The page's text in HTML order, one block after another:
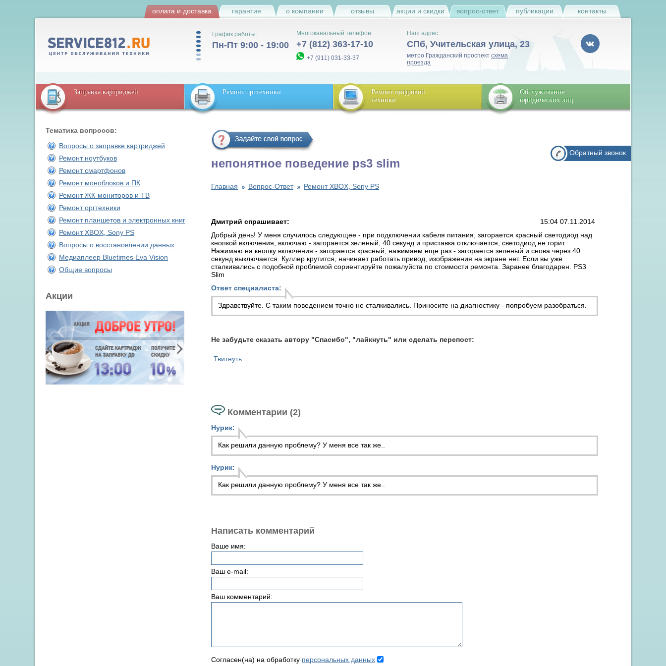
оплата и доставка гарантия о компании отзывы акции и скидки вопрос-ответ публикации контакты
График работы:
Пн-Пт 9:00 - 19:00
Многоканальный телефон:
+7 (812) 363-17-10
+7 (911) 031-33-37
Наш адрес:
СПб, Учительская улица, 23
метро Гражданский проспект схема
проезда
Заправка картриджей Ремонт оргтехники
Ремонт цифровой
техники
Обслуживание
юридических лиц
Тематика вопросов:
Вопросы о заправке картриджей
Ремонт ноутбуков
Ремонт смартфонов
Ремонт моноблоков и ПК
Ремонт ЖК-мониторов и ТВ
Ремонт оргтехники
Ремонт планшетов и электронных книг
Ремонт XBOX, Sony PS
Вопросы о восстановлении данных
Медиаплеер Bluetimes Eva Vision
Общие вопросы
Акции
непонятное поведение ps3 slim
Главная Вопрос-Ответ Ремонт XBOX, Sony PS
Дмитрий спрашивает:
15:04 07.11.2014
Добрый день! У меня случилось следующее - при подключении кабеля питания, загорается красный светодиод над
кнопкой включения, включаю - загорается зеленый, 40 секунд и приставка отключается, светодиод не горит.
Нажимаю на кнопку включения - загорается красный, нажимаем еще раз - загорается зеленый и снова через 40
секунд выключается. Куллер крутится, начинает работать привод, изображения на экране нет. Если вы уже
сталкивались с подобной проблемой сориентируйте пожалуйста по стоимости ремонта. Заранее благодарен. PS3
Slim
Ответ специалиста:
Здравствуйте. С таким поведением точно не сталкивались. Приносите на диагностику - попробуем разобраться.
Не забудьте сказать автору "Спасибо", "лайкнуть" или сделать перепост:
Твитнуть
Комментарии (2)
Нурик:
Как решили данную проблему? У меня все так же..
Нурик:
Как решили данную проблему? У меня все так же..
Написать комментарий
Ваше имя:
Ваш e-mail:
Ваш комментарий:
Согласен(на) на обработку персональных данных
Обратный звонок